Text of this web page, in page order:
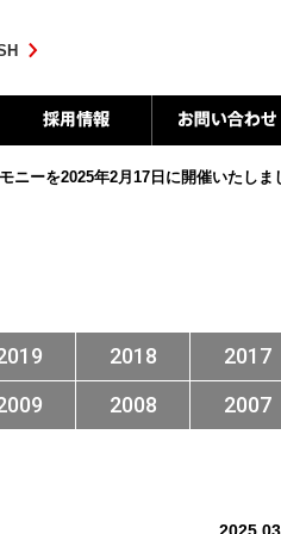
ニーを2025年2月17日に開催いたしま
2018
2017
2008 2007